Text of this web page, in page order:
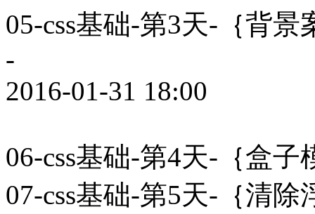
05-css基础-第3天-｛背
-
2016-01-31 18:00
06-css基础-第4天-｛盒
07-css基础-第5天-｛清除